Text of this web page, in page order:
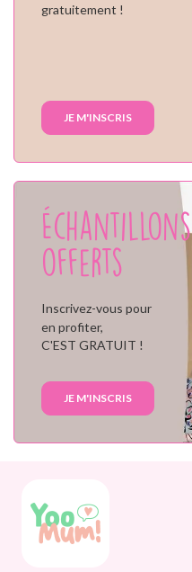
gratuitement !
JE M'INSCRIS
Échantillons
offerts
Inscrivez-vous pour
en profiter,
C'EST GRATUIT !
JE M'INSCRIS